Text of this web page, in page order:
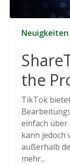
Neuigkeiten
the
TikTok
einfach über
kann jedoch
außerhalb
mehr...